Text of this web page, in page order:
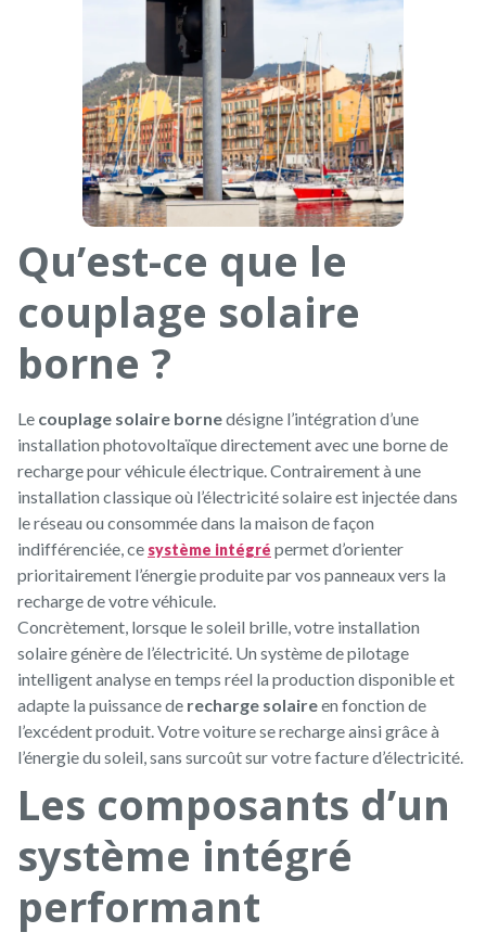
Qu’est-ce que le
couplage solaire
borne ?
Le couplage solaire bornedésigne l’intégration d’une
installation photovoltaïque directement avec une borne de
recharge pour véhicule électrique. Contrairement à une
installation classique où l’électricité solaire est injectée dans
le réseau ou consommée dans la maison de façon
indifférenciée, ce système intégré permet d’orienter
prioritairement l’énergie produite par vos panneaux vers la
recharge de votre véhicule.
Concrètement, lorsque le soleil brille, votre installation
solaire génère de l’électricité. Un système de pilotage
intelligent analyse en temps réel la production disponible et
adapte la puissance de recharge solaireen fonction de
l’excédent produit. Votre voiture se recharge ainsi grâce à
l’énergie du soleil, sans surcoût sur votre facture d’électricité.
Les composants d’un
système intégré
performant